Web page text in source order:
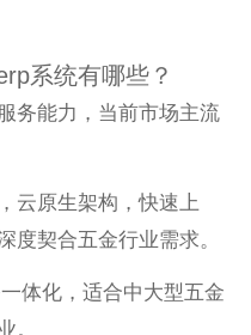
系统有哪些？
务能力，当前市场主流
云原生架构，快速上
度契合五金行业需求。
体化，适合中大型五金
。